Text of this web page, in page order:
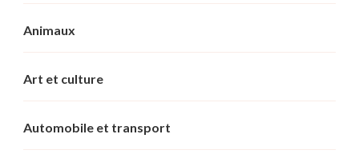
Animaux
Art et culture
Automobile et transport